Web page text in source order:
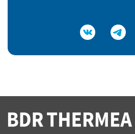
Подтвердить e-mail
Вы соглашаетесь с нашей
конфеденциальности